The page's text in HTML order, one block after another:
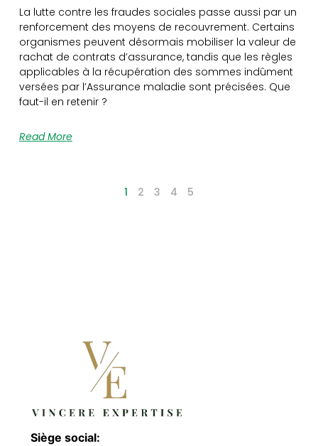
La lutte contre les fraudes sociales passe aussi par un
renforcement des moyens de recouvrement. Certains
organismes peuvent désormais mobiliser la valeur de
rachat de contrats d’assurance, tandis que les règles
applicables à la récupération des sommes indûment
versées par l’Assurance maladie sont précisées. Que
faut-il en retenir ?
Read More
1 2 3 4 5
Siège social: